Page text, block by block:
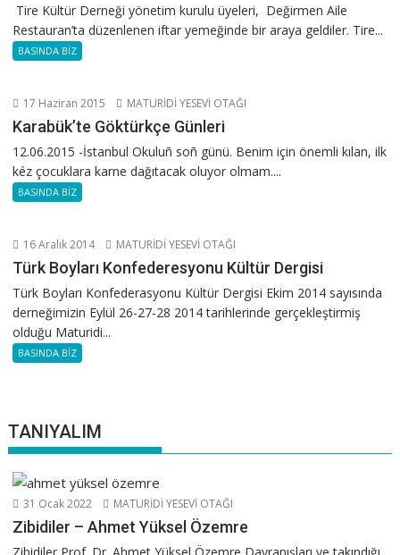
Tire Kültür Derneği yönetim kurulu üyeleri, Değirmen Aile
Restauran’ta düzenlenen iftar yemeğinde bir araya geldiler. Tire...
BASINDA BİZ
17 Haziran 2015 MATURİDİ YESEVİ OTAĞI
Karabük’te Göktürkçe Günleri
12.06.2015 -İstanbul Okuluñ soñ günü. Benim için önemli kılan, ilk
kéz çocuklara karne dağıtacak oluyor olmam....
BASINDA BİZ
16 Aralık 2014 MATURİDİ YESEVİ OTAĞI
Türk Boyları Konfederesyonu Kültür Dergisi
Türk Boyları Konfederasyonu Kültür Dergisi Ekim 2014 sayısında
derneğimizin Eylül 26-27-28 2014 tarihlerinde gerçekleştirmiş
olduğu Maturidi...
BASINDA BİZ
TANIYALIM
31 Ocak 2022 MATURİDİ YESEVİ OTAĞI
Zibidiler – Ahmet Yüksel Özemre